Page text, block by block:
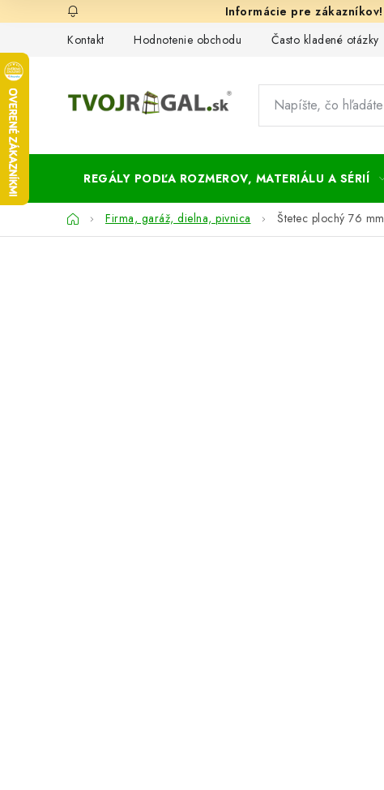
na
Kontakt
Hodnotenie obchodu Často kladené otázky
REGÁLY PODĽA ROZMEROV, MATERIÁLU A SÉRIÍ
DomovFirma, garáž, dielna, pivnica Štetec plochý 76 mm